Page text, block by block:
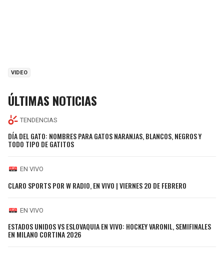
VIDEO
ÚLTIMAS NOTICIAS
TENDENCIAS
DÍA DEL GATO: NOMBRES PARA GATOS NARANJAS, BLANCOS, NEGROS Y
TODO TIPO DE GATITOS
EN VIVO
CLARO SPORTS POR W RADIO, EN VIVO | VIERNES 20 DE FEBRERO
EN VIVO
ESTADOS UNIDOS VS ESLOVAQUIA EN VIVO: HOCKEY VARONIL, SEMIFINALES
EN MILANO CORTINA 2026